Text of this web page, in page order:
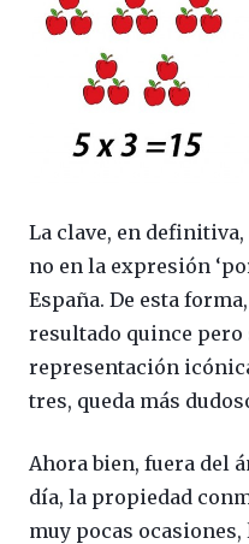
La clave, en
no en la expresión
España. De esta
resultado quince pero
representación
tres, queda más
Ahora bien, fuera del
día, la propiedad
muy pocas